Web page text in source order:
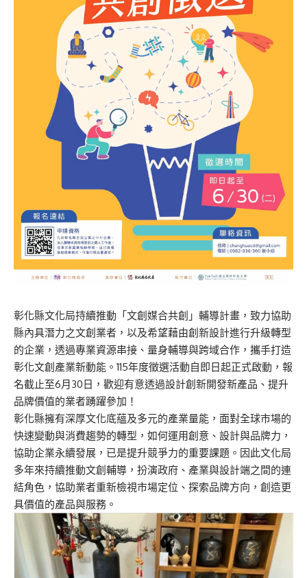
彰化縣文化局持續推動「文創媒合共創」輔導計畫，致力協助
縣內具潛力之文創業者，以及希望藉由創新設計進行升級轉型
的企業，透過專業資源串接、量身輔導與跨域合作，攜手打造
彰化文創產業新動能。115年度徵選活動自即日起正式啟動，報
名截止至6月30日，歡迎有意透過設計創新開發新產品、提升
品牌價值的業者踴躍參加！
彰化縣擁有深厚文化底蘊及多元的產業量能，面對全球市場的
快速變動與消費趨勢的轉型，如何運用創意、設計與品牌力，
協助企業永續發展，已是提升競爭力的重要課題。因此文化局
多年來持續推動文創輔導，扮演政府、產業與設計端之間的連
結角色，協助業者重新檢視市場定位、探索品牌方向，創造更
具價值的產品與服務。